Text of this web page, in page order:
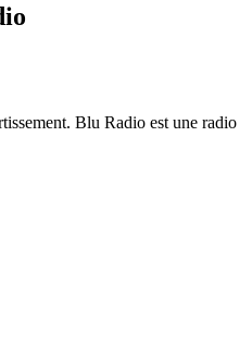
Blu Radio est une radio